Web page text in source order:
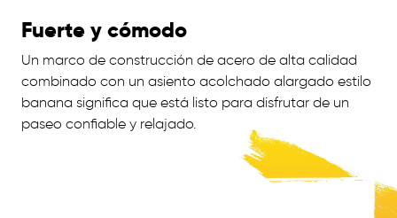
Fuerte y cómodo
Un marco de construcción de acero de alta calidad
combinado con un asiento acolchado alargado estilo
banana significa que está listo para disfrutar de un
paseo confiable y relajado.